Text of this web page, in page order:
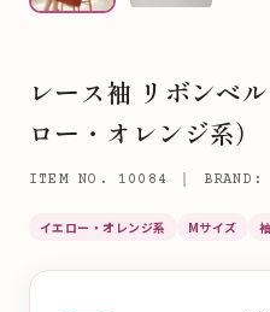
レース袖 リボンベ
ロー・オレンジ系）
ITEM NO. 10084 ｜ BRAND:
イエロー・オレンジ系 Mサイズ